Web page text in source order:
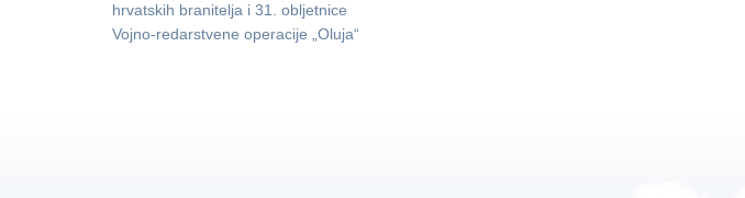
hrvatskih branitelja i 31. obljetnice
Vojno-redarstvene operacije „Oluja“